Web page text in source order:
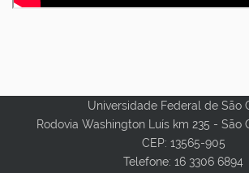
Universidade Federal de São
Rodovia Washington Luís km 235 - São
CEP: 13565-905
Telefone: 16 3306 6894